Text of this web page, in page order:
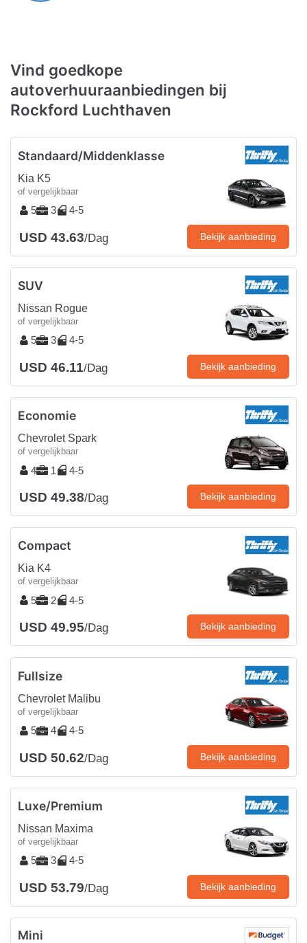
Vind goedkope
autoverhuuraanbiedingen bij
Rockford Luchthaven
Standaard/Middenklasse
Kia K5
of vergelijkbaar
5 3 4-5
USD 43.63/Dag Bekijk aanbieding
SUV
Nissan Rogue
of vergelijkbaar
5 3 4-5
USD 46.11/Dag Bekijk aanbieding
Economie
Chevrolet Spark
of vergelijkbaar
4 1 4-5
USD 49.38/Dag Bekijk aanbieding
Compact
Kia K4
of vergelijkbaar
5 2 4-5
USD 49.95/Dag Bekijk aanbieding
Fullsize
Chevrolet Malibu
of vergelijkbaar
5 4 4-5
USD 50.62/Dag Bekijk aanbieding
Luxe/Premium
Nissan Maxima
of vergelijkbaar
5 3 4-5
USD 53.79/Dag Bekijk aanbieding
Mini